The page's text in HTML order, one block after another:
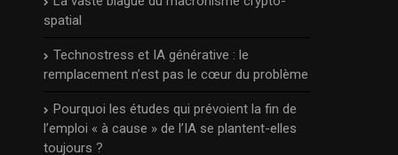
spatial
Technostress et IA générative : le
remplacement n’est pas le cœur du problème
Pourquoi les études qui prévoient la fin de
l’emploi « à cause » de l’IA se plantent-elles
toujours ?